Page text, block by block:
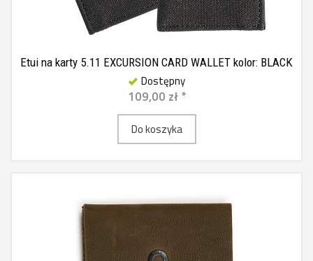
Etui na karty 5.11 EXCURSION CARD WALLET kolor: BLACK
Dostępny
109,00 zł *
Do koszyka